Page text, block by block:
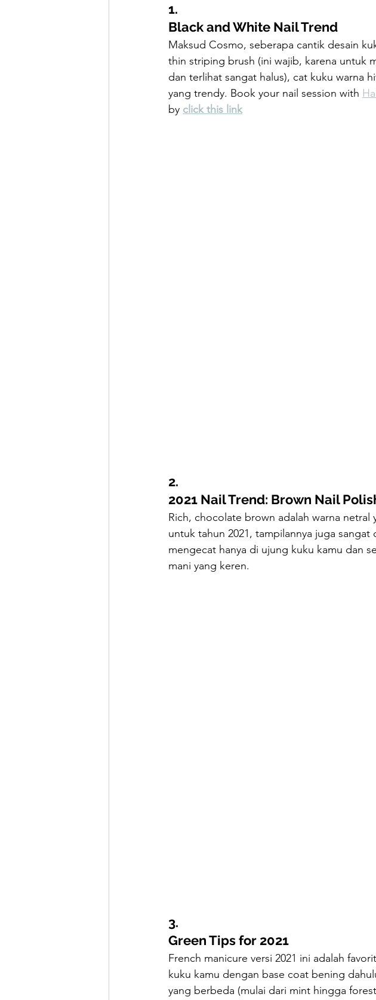
1.
Black and White Nail Trend
Maksud Cosmo, seberapa cantik desain
thin striping brush (ini wajib, karena untuk
dan terlihat sangat halus), cat kuku warna
yang trendy. Book your nail session with
by click this link
2.
2021 Nail Trend: Brown Nail
Rich, chocolate brown adalah warna
untuk tahun 2021, tampilannya juga
mengecat hanya di ujung kuku kamu dan
mani yang keren.
3.
Green Tips for 2021
French manicure versi 2021 ini adalah
kuku kamu dengan base coat bening
yang berbeda (mulai dari mint hingga